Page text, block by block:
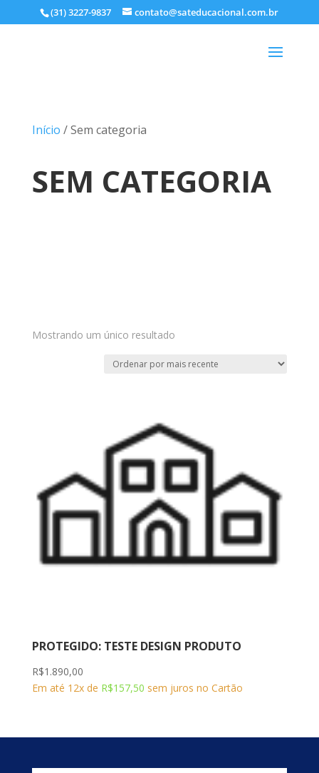
(31) 3227-9837 contato@sateducacional.com.br
Início / Sem categoria
SEM CATEGORIA
Mostrando um único resultado
PROTEGIDO: TESTE DESIGN PRODUTO
R$1.890,00
Em até 12x de R$157,50 sem juros no Cartão